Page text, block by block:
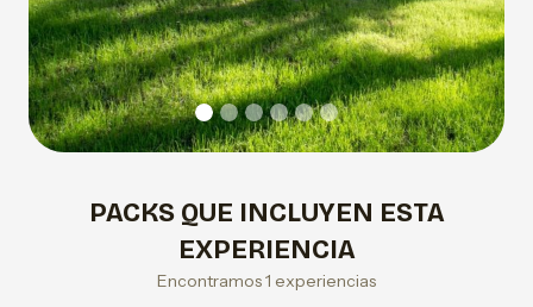
PACKS QUE INCLUYEN ESTA
EXPERIENCIA
Encontramos 1 experiencias